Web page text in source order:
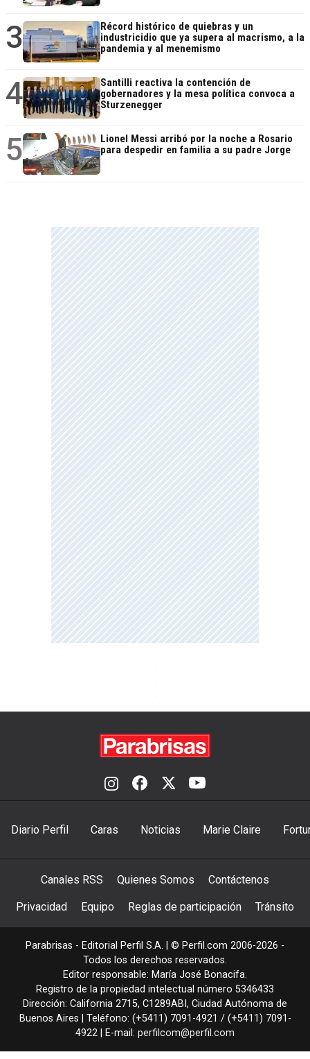
3
Récord histórico de quiebras y un
industricidio que ya supera al macrismo, a la
pandemia y al menemismo
4
Santilli reactiva la contención de
gobernadores y la mesa política convoca a
Sturzenegger
5
Lionel Messi arribó por la noche a Rosario
para despedir en familia a su padre Jorge
Diario Perfil Caras Noticias Marie Claire
Canales RSS Quienes Somos Contáctenos
Privacidad Equipo Reglas de participación Tránsito
Parabrisas - Editorial Perfil S.A. | © Perfil.com 2006-2026 -
Todos los derechos reservados.
Editor responsable: María José Bonacifa.
Registro de la propiedad intelectual número 5346433
Dirección: California 2715, C1289ABI , Ciudad Autónoma de
Buenos Aires | Teléfono: (+5411) 7091-4921 / (+5411) 7091-
4922 | E-mail: perfilcom@perfil.com